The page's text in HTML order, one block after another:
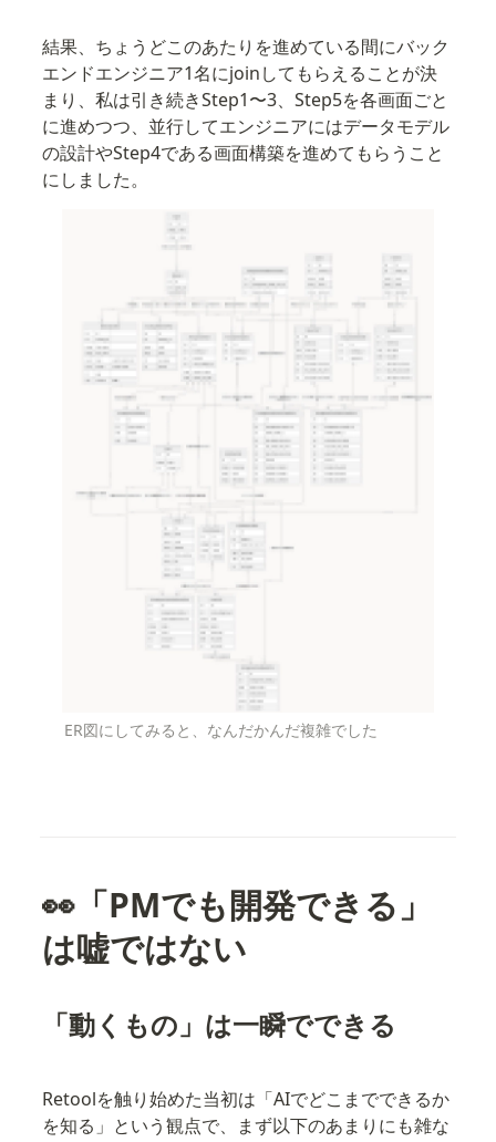
結果、ちょうどこのあたりを進めている間にバック
エンドエンジニア1名にjoinしてもらえることが決
まり、私は引き続きStep1〜3、Step5を各画面ごと
に進めつつ、並行してエンジニアにはデータモデル
の設計やStep4である画面構築を進めてもらうこと
にしました。
ER図にしてみると、なんだかんだ複雑でした
👀「PMでも開発できる」
は嘘ではない
「動くもの」は一瞬でできる
Retoolを触り始めた当初は「AIでどこまでできるか
を知る」という観点で、まず以下のあまりにも雑な